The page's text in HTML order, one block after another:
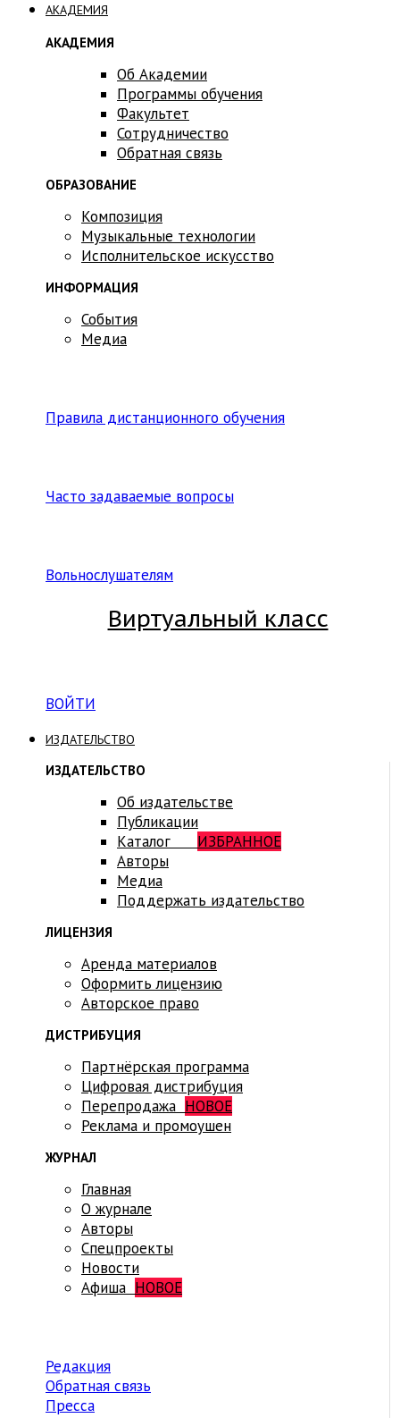
АКАДЕМИЯ
АКАДЕМИЯ
Об Академии
Программы обучения
Факультет
Сотрудничество
Обратная связь
ОБРАЗОВАНИЕ
Композиция
Музыкальные технологии
Исполнительское искусство
ИНФОРМАЦИЯ
События
Медиа
Правила дистанционного обучения
Часто задаваемые вопросы
Вольнослушателям
Виртуальный класс
ВОЙТИ
ИЗДАТЕЛЬСТВО
ИЗДАТЕЛЬСТВО
Об издательстве
Публикации
Каталог ИЗБРАННОЕ
Авторы
Медиа
Поддержать издательство
ЛИЦЕНЗИЯ
Аренда материалов
Оформить лицензию
Авторское право
ДИСТРИБУЦИЯ
Партнёрская программа
Цифровая дистрибуция
Перепродажа НОВОЕ
Реклама и промоушен
ЖУРНАЛ
Главная
О журнале
Авторы
Спецпроекты
Новости
Афиша НОВОЕ
Редакция
Обратная связь
Пресса